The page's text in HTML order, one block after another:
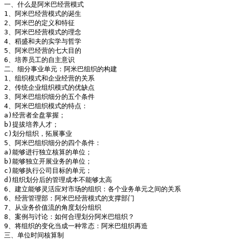
一、什么是阿米巴经营模式
1、阿米巴经营模式的诞生
2、阿米巴的定义和特征
3、阿米巴经营模式的理念
4、稻盛和夫的实学与哲学
5、阿米巴经营的七大目的
6、培养员工的自主意识
二、细分事业单元：阿米巴组织的构建
1、组织模式和企业经营的关系
2、传统企业组织模式的优缺点
3、阿米巴组织细分的五个条件
4、阿米巴组织模式的特点：
a)经营者全盘掌握；
b)提拔培养人才；
c)划分组织，拓展事业
5、阿米巴组织细分的四个条件：
a)能够进行独立核算的单位；
b)能够独立开展业务的单位；
c)能够执行公司目标的单元；
d)组织划分后的管理成本不能够太高
6、建立能够灵活应对市场的组织：各个业务单元之间的关系
6、经营管理部：阿米巴经营模式的支撑部门
7、从业务价值流的角度划分组织
8、案例与讨论：如何合理划分阿米巴组织？
9、将组织的变化当成一种常态：阿米巴组织再造
三、单位时间核算制